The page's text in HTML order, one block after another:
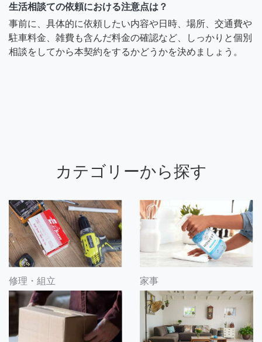
生活相談ての依頼における注意点は？
事前に、具体的に依頼したい内容や日時、場所、交通費や
駐車料金、雑費も含んだ料金の確認など、しっかりと個別
相談をしてから本契約をするかどうかを決めましょう。
カテゴリーから探す
修理・組立 家事